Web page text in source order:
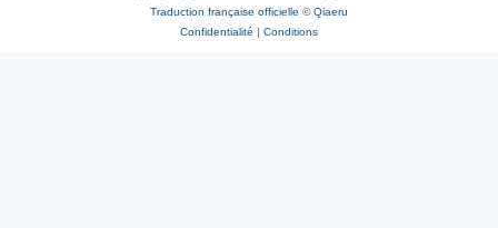
Traduction française officielle ©Qiaeru
Confidentialité | Conditions